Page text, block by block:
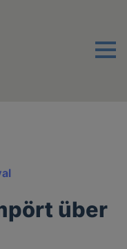
Menu
über